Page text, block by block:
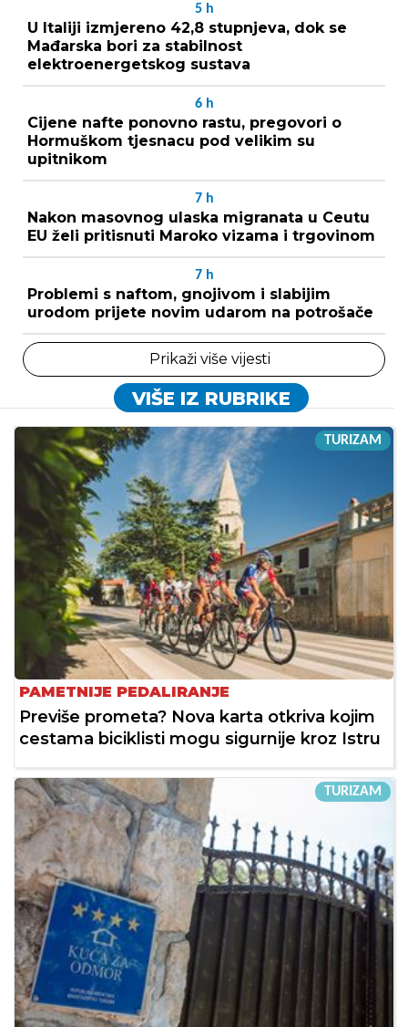
5 h
U Italiji izmjereno 42,8 stupnjeva, dok se
Mađarska bori za stabilnost
elektroenergetskog sustava
6 h
Cijene nafte ponovno rastu, pregovori o
Hormuškom tjesnacu pod velikim su
upitnikom
7 h
Nakon masovnog ulaska migranata u Ceutu
EU želi pritisnuti Maroko vizama i trgovinom
7 h
Problemi s naftom, gnojivom i slabijim
urodom prijete novim udarom na potrošače
Prikaži više vijesti
VIŠE IZ RUBRIKE
TURIZAM
PAMETNIJE PEDALIRANJE
Previše prometa? Nova karta otkriva kojim
cestama biciklisti mogu sigurnije kroz Istru
TURIZAM